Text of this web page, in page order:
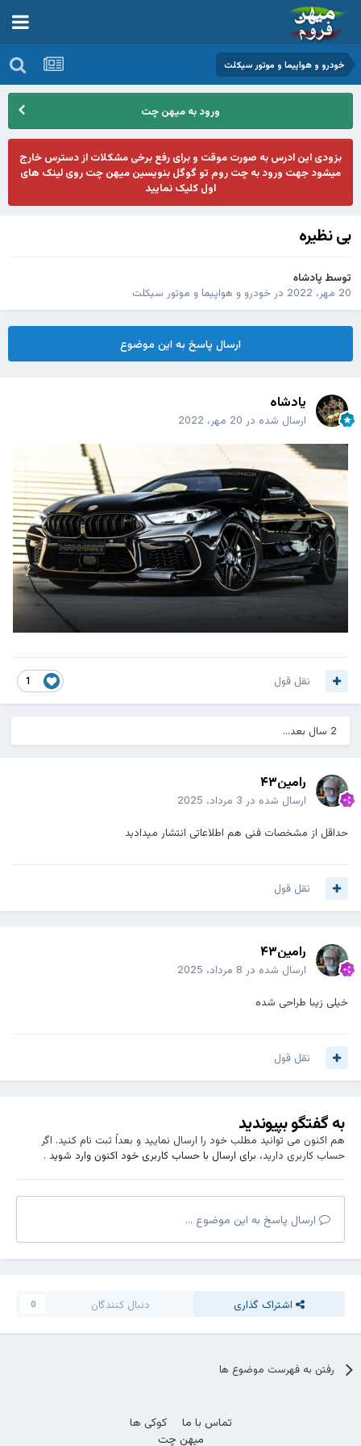
خودرو و هواپیما و موتور سیکلت
ورود به میهن چت
بزودی این ادرس به صورت موقت و برای رفع برخی مشکلات از دسترس خارج
میشود جهت ورود به چت روم تو گوگل بنویسین میهن چت روی لینک های
اول کلیک نمایید
بی نظیره
توسط پادشاه
20 مهر، 2022
در خودرو و هواپیما و موتور سیکلت
ارسال پاسخ به این موضوع
پادشاه
ارسال شده در 20 مهر، 2022
نقل قول
2 سال بعد...
رامین۴۳
ارسال شده در 3 مرداد، 2025
حداقل از مشخصات فنی هم اطلاعاتی انتشار میدادید
نقل قول
رامین۴۳
ارسال شده در 8 مرداد، 2025
خیلی زیبا طراحی شده
نقل قول
به گفتگو بپیوندید
هم اکنون می توانید مطلب خود را ارسال نمایید و بعداً ثبت نام کنید. اگر
حساب کاربری دارید، برای ارسال با حساب کاربری خود اکنون وارد شوید.
ارسال پاسخ به این موضوع ...
اشتراک گذاری دنبال کنندگان 0
رفتن به فهرست موضوع ها
تماس با ما
کوکی ها
میهن چت